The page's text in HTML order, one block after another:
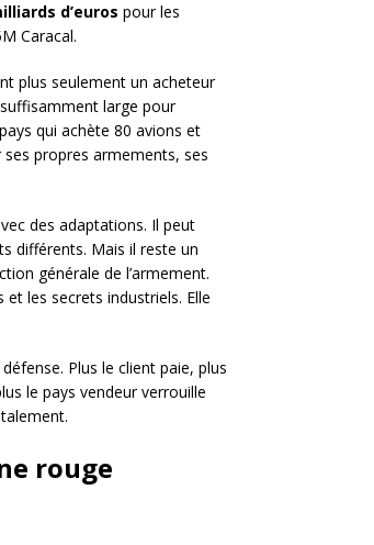
d’euros pour les
Caracal.
plus seulement un acheteur
large pour
qui achète 80 avions et
propres armements, ses
des adaptations. Il peut
différents. Mais il reste un
générale de l’armement.
les secrets industriels. Elle
Plus le client paie, plus
le pays vendeur verrouille
rouge